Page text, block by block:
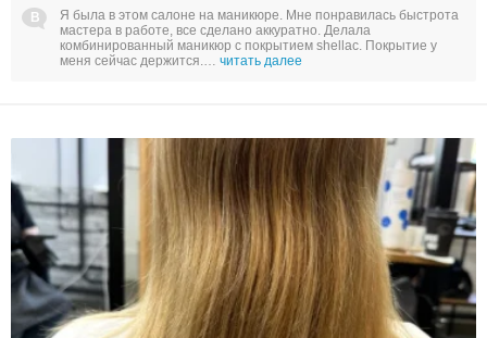
Я была в этом салоне на маникюре. Мне понравилась быстрота
мастера в работе, все сделано аккуратно. Делала
комбинированный маникюр с покрытием shellac. Покрытие у
меня сейчас держится.… читать далее